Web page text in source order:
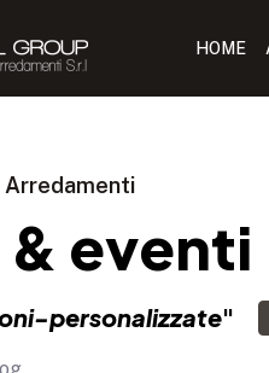
HOME
Arredamenti
eventi
personalizzate"